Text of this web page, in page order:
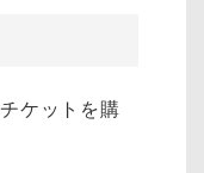
チケットを購